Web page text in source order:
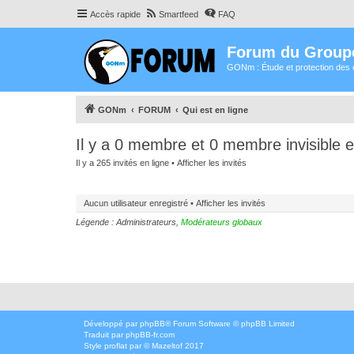
Accès rapide Smartfeed FAQ
Forum du
GONm : Étude et protection des
GONm FORUM Qui est en ligne
Il y a 0 membre et 0 membre invisible
Il y a 265 invités en ligne • Afficher les invités
Aucun utilisateur enregistré • Afficher les invités
Légende : Administrateurs Modérateurs globaux
Développé par phpBB® Forum Software © phpBB Limited
Traduit par phpBB-fr.com
Style proflat par ©Mazeltof 2017